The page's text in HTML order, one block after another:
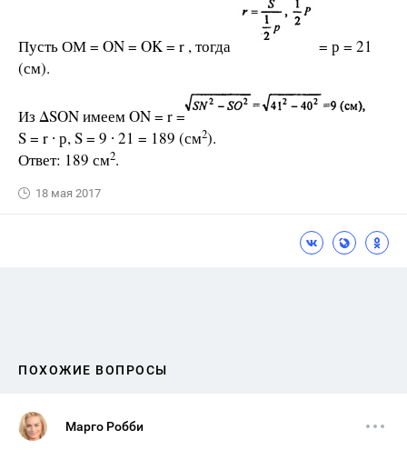
Пусть ОМ = ON = OK = r , тогда
= р = 21
(см).
Из ΔSON имеем ON = r =
S = r ∙ р, S = 9 ∙ 21 = 189 (см2).
Ответ: 189 см2.
18 мая 2017
ПОХОЖИЕ ВОПРОСЫ
Марго Робби